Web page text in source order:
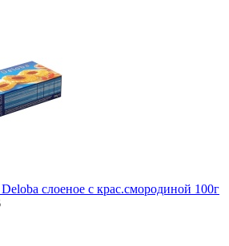
слоеное с крас.смородиной 100г